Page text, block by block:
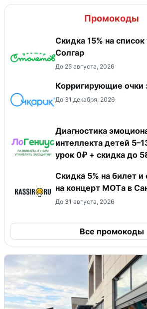
Промокоды
Скидка 15% на
Солгар
До 25 августа, 2026
Корригирующие очки
До 31 декабря, 2026
Диагностика
интеллекта детей
урок 0₽ + скидка до
Скидка 5% на билет
на концерт MOTа в
До 31 августа, 2026
Все промокоды